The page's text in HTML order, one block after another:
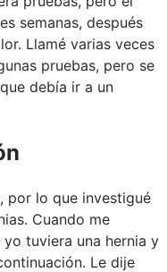
semanas, después
Llamé varias veces
pruebas, pero se
debía ir a un
por lo que investigué
Cuando me
tuviera una hernia y
Le dije